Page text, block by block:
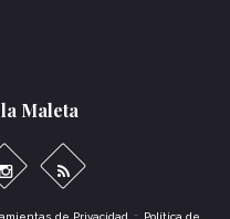
Maleta
-